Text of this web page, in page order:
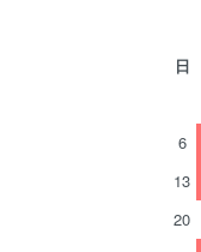
日
6
13
20